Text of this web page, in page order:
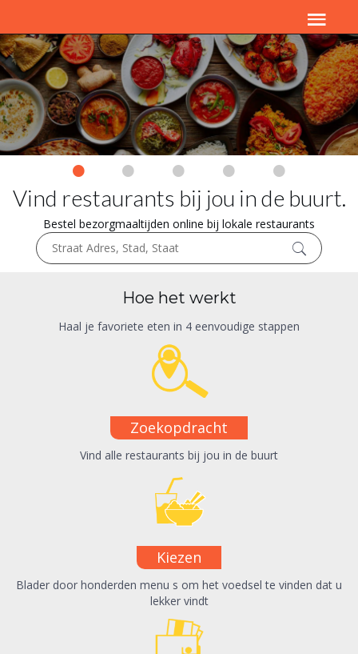
Vind restaurants bij jou in de buurt.
Bestel bezorgmaaltijden online bij lokale restaurants
Hoe het werkt
Haal je favoriete eten in 4 eenvoudige stappen
Zoekopdracht
Vind alle restaurants bij jou in de buurt
Kiezen
Blader door honderden menu s om het voedsel te vinden dat u
lekker vindt